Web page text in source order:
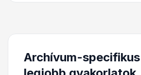
Archívum-specifikus